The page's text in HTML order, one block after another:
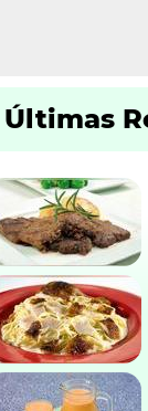
Últimas